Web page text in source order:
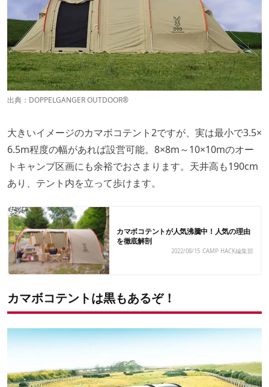
出典： DOPPELGANGER OUTDOOR®
大きいイメージのカマボコテント2ですが、実は最小で3.5×
6.5m程度の幅があれば設営可能。8×8m～10×10mのオー
トキャンプ区画にも余裕でおさまります。天井高も190cm
あり、テント内を立って歩けます。
カマボコテントが人気沸騰中！人気の理由
を徹底解剖
2022/08/15 CAMP HACK編集部
カマボコテントは黒もあるぞ！